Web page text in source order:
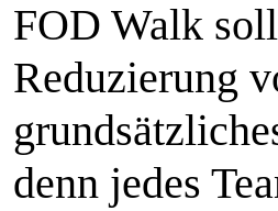
FOD Walk
Reduzierung
denn jedes